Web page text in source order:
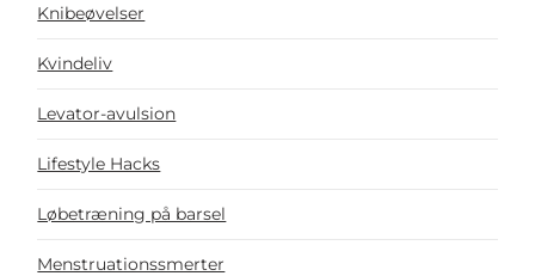
Knibeøvelser
Kvindeliv
Levator-avulsion
Lifestyle Hacks
Løbetræning på barsel
Menstruationssmerter